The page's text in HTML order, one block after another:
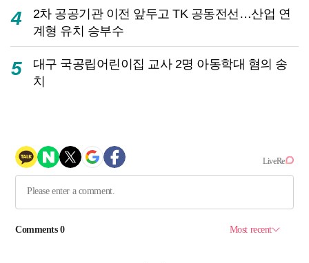
4
2차 공공기관 이전 앞두고 TK 공동전선…산업 연
계형 유치 승부수
5
대구 국공립어린이집 교사 2명 아동학대 혐의 송
치